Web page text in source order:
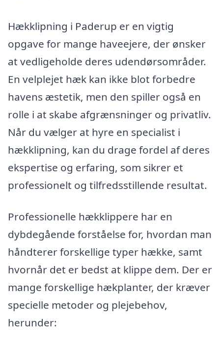
Hækklipning i Paderup er en vigtig
opgave for mange haveejere, der ønsker
at vedligeholde deres udendørsområder.
En velplejet hæk kan ikke blot forbedre
havens æstetik, men den spiller også en
rolle i at skabe afgrænsninger og privatliv.
Når du vælger at hyre en specialist i
hækklipning, kan du drage fordel af deres
ekspertise og erfaring, som sikrer et
professionelt og tilfredsstillende resultat.
Professionelle hækklippere har en
dybdegående forståelse for, hvordan man
håndterer forskellige typer hække, samt
hvornår det er bedst at klippe dem. Der er
mange forskellige hækplanter, der kræver
specielle metoder og plejebehov,
herunder: